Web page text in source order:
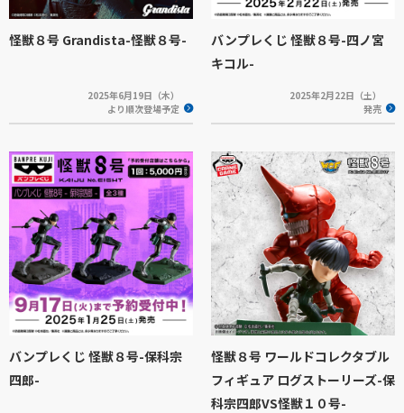
怪獣８号 Grandista-怪獣８号-
2025年6月19日（木）
より順次登場予定
バンプレくじ 怪獣８号-四ノ宮
キコル-
2025年2月22日（土）
発売
バンプレくじ 怪獣８号-保科宗
四郎-
怪獣８号 ワールドコレクタブル
フィギュア ログストーリーズ-保
科宗四郎VS怪獣１０号-